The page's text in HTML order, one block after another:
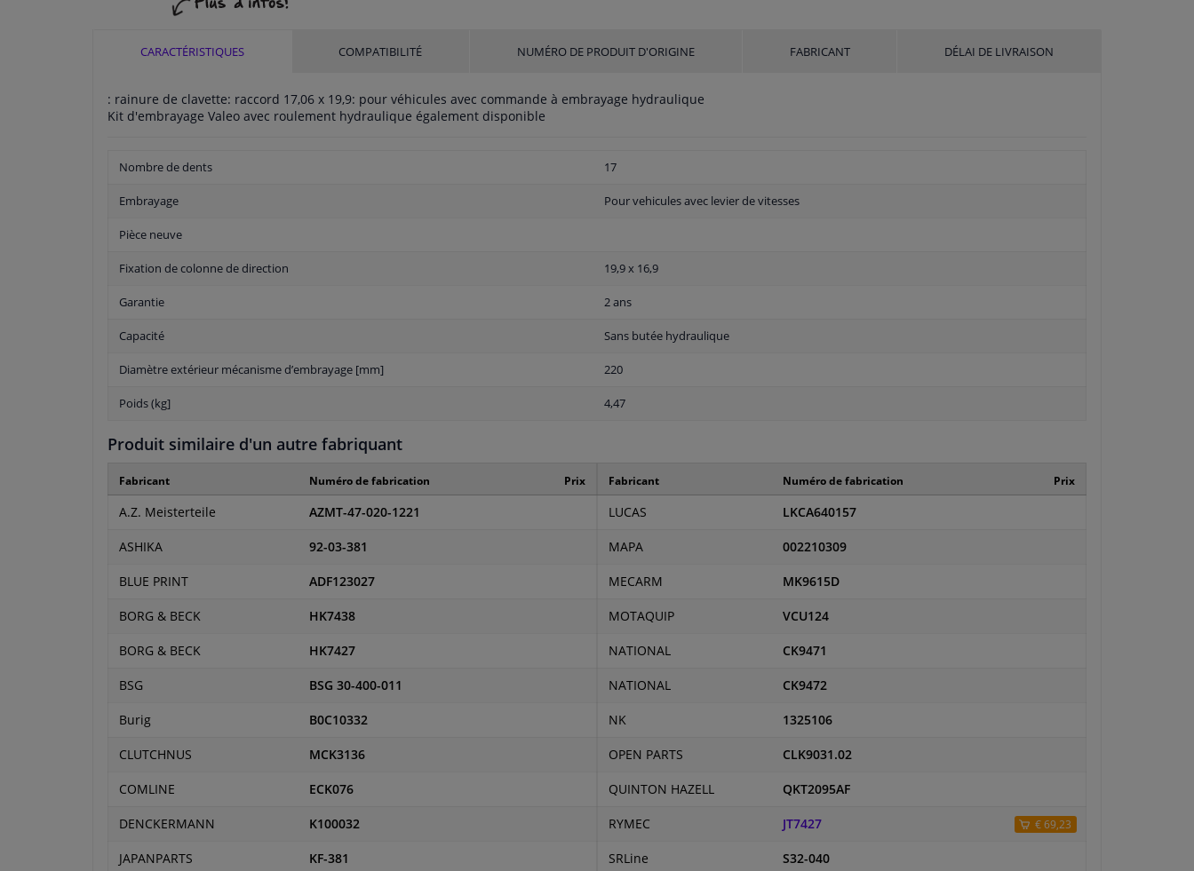
CARACTÉRISTIQUES COMPATIBILITÉ NUMÉRO DE PRODUIT D'ORIGINE FABRICANT DÉLAI DE LIVRAISON
: rainure de clavette: raccord 17,06 x 19,9: pour véhicules avec commande à embrayage hydraulique
Kit d'embrayage Valeo avec roulement hydraulique également disponible
Nombre de dents 17
Embrayage Pour vehicules avec levier de vitesses
Pièce neuve
Fixation de colonne de direction 19,9 x 16,9
Garantie 2 ans
Capacité Sans butée hydraulique
Diamètre extérieur mécanisme d’embrayage [mm] 220
Poids (kg] 4,47
Produit similaire d'un autre fabriquant
Fabricant Numéro de fabrication Prix
A.Z. Meisterteile AZMT-47-020-1221
ASHIKA 92-03-381
BLUE PRINT ADF123027
BORG & BECK HK7438
BORG & BECK HK7427
BSG BSG 30-400-011
Burig B0C10332
CLUTCHNUS MCK3136
COMLINE ECK076
DENCKERMANN K100032
JAPANPARTS KF-381
Fabricant Numéro de fabrication Prix
LUCAS LKCA640157
MAPA 002210309
MECARM MK9615D
MOTAQUIP VCU124
NATIONAL CK9471
NATIONAL CK9472
NK 1325106
OPEN PARTS CLK9031.02
QUINTON HAZELL QKT2095AF
RYMEC JT7427 € 69,23
SRLine S32-040